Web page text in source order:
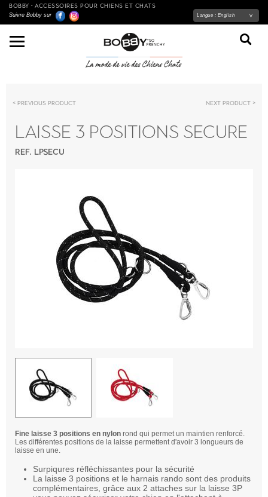
BOBBY - ACCESSOIRES POUR CHIENS ET CHATS
Suivre Bobby sur Langue : English
Previous product Next product
LAISSE 3 POSITIONS SECURE
REF. LPSECU
Fine laisse 3 positions en nylon rond qui permet un maintien renforcé.
Les différentes positions de la laisse permettent d'avoir 3 longueurs de
laisse en une.
Surpiqures réfléchissantes pour la sécurité
La laisse 3 positions et le harnais rando sont des produits
complémentaires, grâce aux 2 attaches sur la laisse 3P